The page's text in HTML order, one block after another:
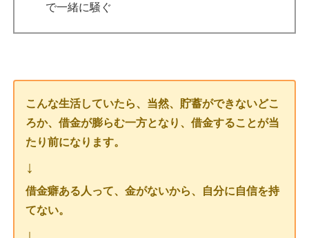
で一緒に騒ぐ
こんな生活していたら、当然、貯蓄ができないどこ
ろか、借金が膨らむ一方となり、借金することが当
たり前になります。
↓
借金癖ある人って、金がないから、自分に自信を持
てない。